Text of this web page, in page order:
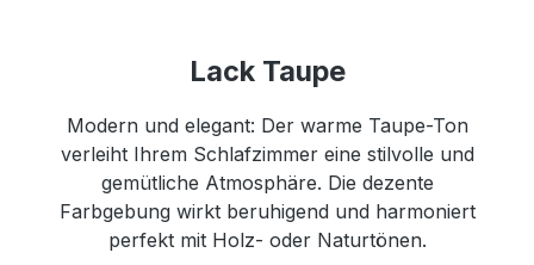
Lack Taupe
Modern und elegant: Der warme Taupe-Ton
verleiht Ihrem Schlafzimmer eine stilvolle und
gemütliche Atmosphäre. Die dezente
Farbgebung wirkt beruhigend und harmoniert
perfekt mit Holz- oder Naturtönen.